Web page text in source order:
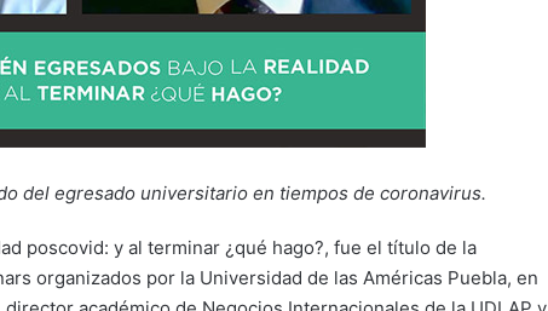
del egresado universitario en tiempos de coronavirus.
poscovid: y al terminar ¿qué hago?, fue el título de la
organizados por la Universidad de las Américas Puebla, en